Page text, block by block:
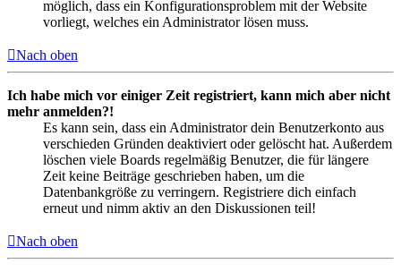
möglich, dass ein Konfigurationsproblem mit der Website
vorliegt, welches ein Administrator lösen muss.
Nach oben
Ich habe mich vor einiger Zeit registriert, kann mich aber nicht
mehr anmelden?!
Es kann sein, dass ein Administrator dein Benutzerkonto aus
verschieden Gründen deaktiviert oder gelöscht hat. Außerdem
löschen viele Boards regelmäßig Benutzer, die für längere
Zeit keine Beiträge geschrieben haben, um die
Datenbankgröße zu verringern. Registriere dich einfach
erneut und nimm aktiv an den Diskussionen teil!
Nach oben